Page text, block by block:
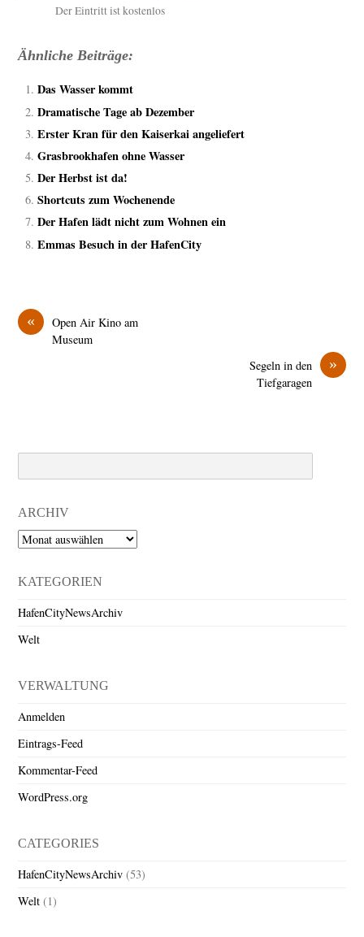
Der Eintritt ist kostenlos
Ähnliche Beiträge:
Das Wasser kommt
Dramatische Tage ab Dezember
Erster Kran für den Kaiserkai angeliefert
Grasbrookhafen ohne Wasser
Der Herbst ist da!
Shortcuts zum Wochenende
Der Hafen lädt nicht zum Wohnen ein
Emmas Besuch in der HafenCity
«
Open Air Kino am
Museum
»
Segeln in den
Tiefgaragen
ARCHIV
Archiv
KATEGORIEN
HafenCityNewsArchiv
Welt
VERWALTUNG
Anmelden
Eintrags-Feed
Kommentar-Feed
WordPress.org
CATEGORIES
HafenCityNewsArchiv (53)
Welt (1)